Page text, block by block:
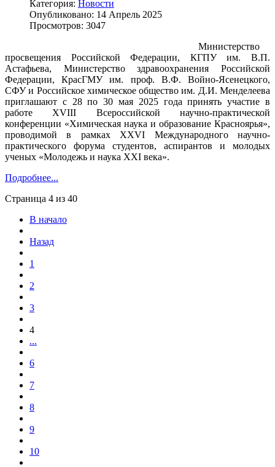
Категория: Новости
Опубликовано: 14 Апрель 2025
Просмотров: 3047
Министерство
просвещения Российской Федерации, КГПУ им. В.П.
Астафьева, Министерство здравоохранения Российской
Федерации, КрасГМУ им. проф. В.Ф. Войно-Ясенецкого,
СФУ и Российское химическое общество им. Д.И. Менделеева
приглашают с 28 по 30 мая 2025 года принять участие в
работе XVIII Всероссийской научно-практической
конференции «Химическая наука и образование Красноярья»,
проводимой в рамках XXVI Международного научно-
практического форума студентов, аспирантов и молодых
ученых «Молодежь и наука XXI века».
Подробнее...
Страница 4 из 40
В начало
Назад
1
2
3
4
...
6
7
8
9
10